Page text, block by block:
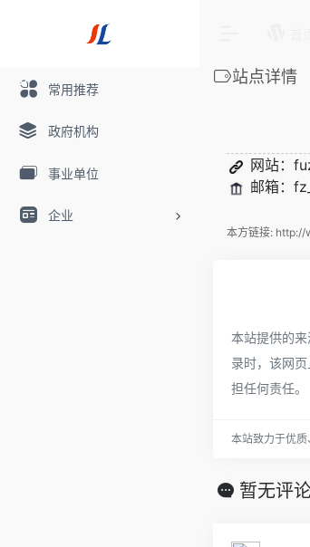
常用推荐
政府机构
事业单位
企业
站点详情
网站：
邮箱：
本方链接: http://
本站提供的
录时，该网
担任何责任。
本站致力于优质
暂无评